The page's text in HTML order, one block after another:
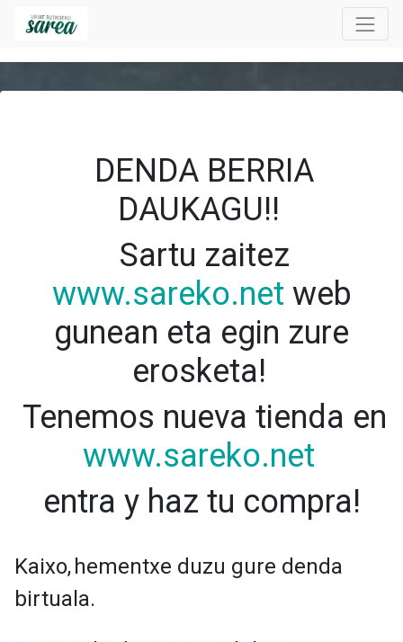
DENDA BERRIA
DAUKAGU!!
Sartu zaitez
www.sareko.net web
gunean eta egin zure
erosketa!
Tenemos nueva tienda en
www.sareko.net
entra y haz tu compra!
Kaixo, hementxe duzu gure denda
birtuala.